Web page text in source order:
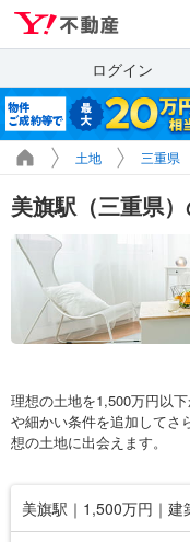
ログイン
土地 三重県
美旗駅（三重県
理想の土地を1,500万円以
や細かい条件を追加してさ
想の土地に出会えます。
美旗駅｜1,500万円｜